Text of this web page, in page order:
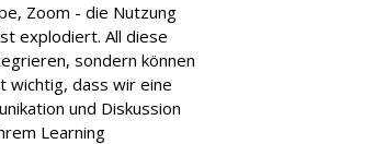
Zoom - die Nutzung
explodiert. All diese
sondern können
wichtig, dass wir eine
und Diskussion
Learning